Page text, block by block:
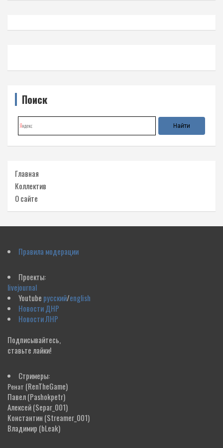
Поиск
Главная
Коллектив
О сайте
Правила модерации
Проекты:
livejournal
Youtube русский/english
Новости ДНР
Новости ЛНР
Подписывайтесь,
ставьте лайки!
Стримеры:
Ренат (RenTheGame)
Павел(Pashokpetr)
Алексей(Separ_001)
Константин (Streamer_001)
Владимир (bLeak)